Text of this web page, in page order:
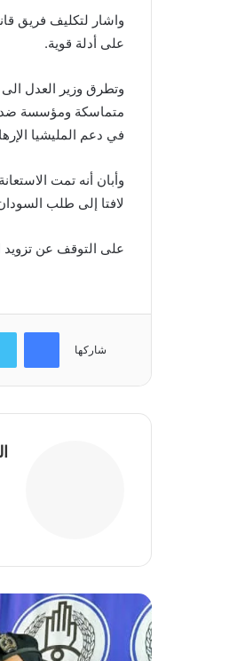
واشار لتكليف فريق
على أدلة قوية.
وتطرق وزير العدل
في دعم المليشيا
وأبان أنه تمت
لافتا إلى طلب
على التوقف عن تزويد
شاركها